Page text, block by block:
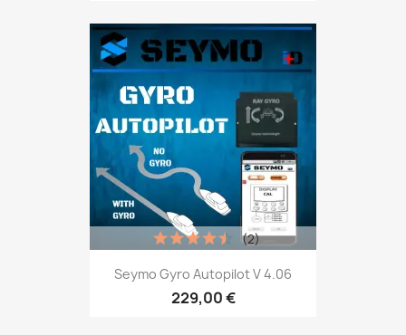
Seymo Gyro Autopilot V 4.06
229,00 €
(2)